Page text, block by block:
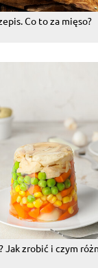
Co to za mięso?
Jak zrobić i czym